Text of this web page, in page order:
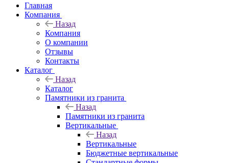
Главная
Компания
Назад
Компания
О компании
Отзывы
Контакты
Каталог
Назад
Каталог
Памятники из гранита
Назад
Памятники из гранита
Вертикальные
Назад
Вертикальные
Бюджетные вертикальные